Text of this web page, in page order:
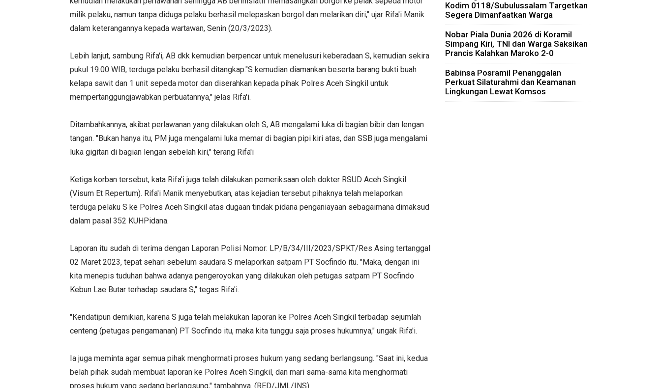
milik pelaku, namun tanpa diduga pelaku berhasil melepaskan borgol dan melarikan diri," ujar Rifa'i Manik
dalam keterangannya kepada wartawan, Senin (20/3/2023).
Lebih lanjut, sambung Rifa'i, AB dkk kemudian berpencar untuk menelusuri keberadaan S, kemudian sekira
pukul 19.00 WIB, terduga pelaku berhasil ditangkap."S kemudian diamankan beserta barang bukti buah
kelapa sawit dan 1 unit sepeda motor dan diserahkan kepada pihak Polres Aceh Singkil untuk
mempertanggungjawabkan perbuatannya," jelas Rifa'i.
Ditambahkannya, akibat perlawanan yang dilakukan oleh S, AB mengalami luka di bagian bibir dan lengan
tangan. "Bukan hanya itu, PM juga mengalami luka memar di bagian pipi kiri atas, dan SSB juga mengalami
luka gigitan di bagian lengan sebelah kiri," terang Rifa'i
Ketiga korban tersebut, kata Rifa'i juga telah dilakukan pemeriksaan oleh dokter RSUD Aceh Singkil
(Visum Et Repertum). Rifa'i Manik menyebutkan, atas kejadian tersebut pihaknya telah melaporkan
terduga pelaku S ke Polres Aceh Singkil atas dugaan tindak pidana penganiayaan sebagaimana dimaksud
dalam pasal 352 KUHPidana.
Laporan itu sudah di terima dengan Laporan Polisi Nomor: LP/B/34/III/2023/SPKT/Res Asing tertanggal
02 Maret 2023, tepat sehari sebelum saudara S melaporkan satpam PT Socfindo itu. "Maka, dengan ini
kita menepis tuduhan bahwa adanya pengeroyokan yang dilakukan oleh petugas satpam PT Socfindo
Kebun Lae Butar terhadap saudara S," tegas Rifa'i.
"Kendatipun demikian, karena S juga telah melakukan laporan ke Polres Aceh Singkil terbadap sejumlah
centeng (petugas pengamanan) PT Socfindo itu, maka kita tunggu saja proses hukumnya," ungak Rifa'i.
Ia juga meminta agar semua pihak menghormati proses hukum yang sedang berlangsung. "Saat ini, kedua
belah pihak sudah membuat laporan ke Polres Aceh Singkil, dan mari sama-sama kita menghormati
proses hukum yang sedang berlangsung," tambahnya. (RED/JML/INS)
Kodim 0118/Subulussalam Targetkan
Segera Dimanfaatkan Warga
Nobar Piala Dunia 2026 di Koramil
Simpang Kiri, TNI dan Warga Saksikan
Prancis Kalahkan Maroko 2-0
Babinsa Posramil Penanggalan
Perkuat Silaturahmi dan Keamanan
Lingkungan Lewat Komsos